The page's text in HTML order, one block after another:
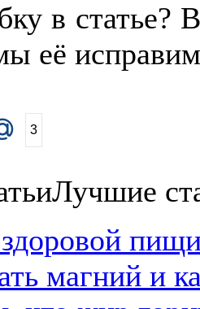
в статье?
её
3
Лучшие
магний и